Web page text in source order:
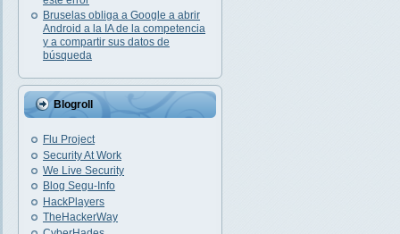
Bruselas obliga a Google a abrir
Android a la IA de la competencia
y a compartir sus datos de
búsqueda
Blogroll
Flu Project
Security At Work
We Live Security
Blog Segu-Info
HackPlayers
TheHackerWay